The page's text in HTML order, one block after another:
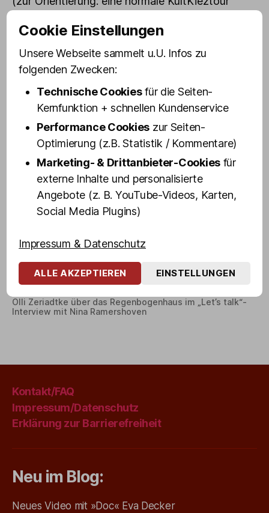
willkommen!)
MEHR ZU OLLI ZERIADTKE
MEHR ZUR REGENBOGENHAUS-STIFTUNG
TALK!"
"REGENBOGENHAUS-
MÄNNERPENSION
HAMBURG
VON
ANZEIGEN
Hier klicken, um den Inhalt von YouTube
anzuzeigen.
von YouTube
Inhalt von YouTube immer anzeigen
Olli Zeriadtke über das Regenbogenhaus im „Let’s talk“-
Interview mit Nina Ramershoven
Kontakt/FAQ
Impressum/Datenschutz
Erklärung zur Barrierefreiheit
Neu im Blog:
Neues Video mit »Doc« Eva Decker
Cookie Einstellungen
Unsere Webseite sammelt u.U. Infos zu
folgenden Zwecken:
Technische Cookiesfür die Seiten-
Kernfunktion + schnellen Kundenservice
Performance Cookies zur Seiten-
Optimierung (z.B. Statistik / Kommentare)
Marketing- & Drittanbieter-Cookies für
externe Inhalte und personalisierte
Angebote (z. B. YouTube-Videos, Karten,
Social Media Plugins)
Impressum & Datenschutz
ALLE AKZEPTIEREN EINSTELLUNGEN